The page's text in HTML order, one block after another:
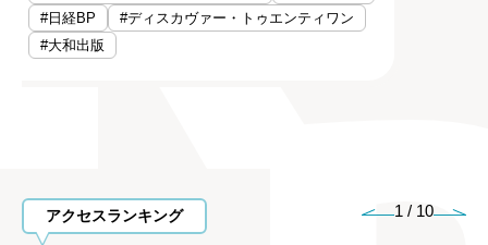
#日経BP
#ディスカヴァー・トゥエンティワン
#大和出版
アクセスランキング 1 / 10